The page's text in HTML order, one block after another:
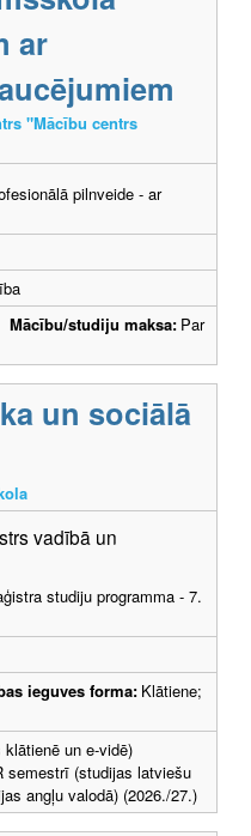
ar
"Mācību centrs
pilnveide - ar
Mācību/studiju maksa: Par
un sociālā
vadībā un
studiju programma - 7.
ieguves forma: Klātiene;
un e-vidē)
semestrī (studijas latviešu
angļu valodā) (2026./27.)